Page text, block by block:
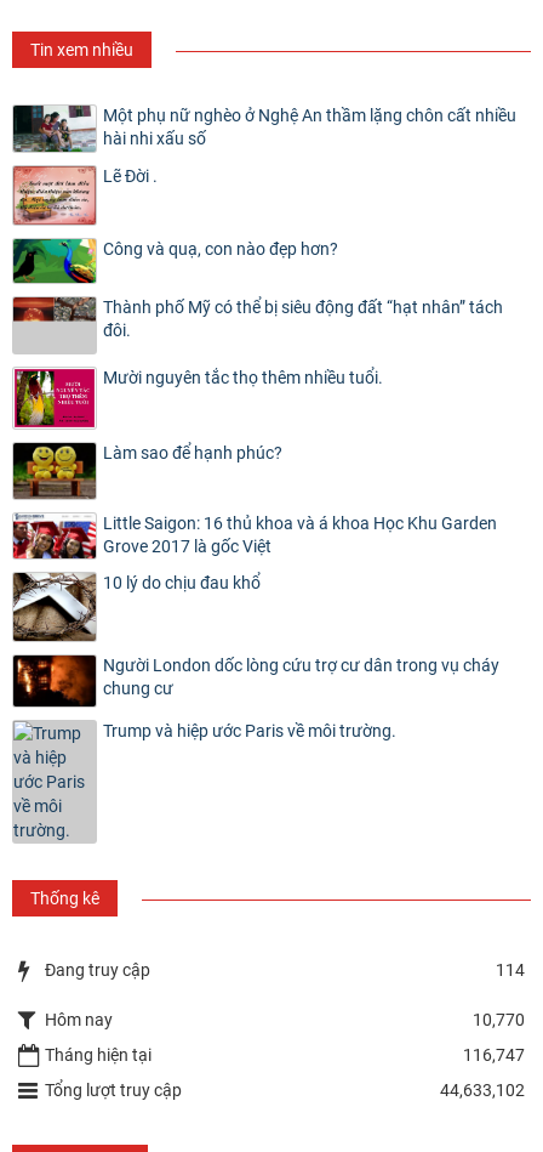
Tin xem nhiều
Một phụ nữ nghèo ở Nghệ An thầm lặng chôn cất nhiều
hài nhi xấu số
Lẽ Đời .
Công và quạ, con nào đẹp hơn?
Thành phố Mỹ có thể bị siêu động đất “hạt nhân” tách
đôi.
Mười nguyên tắc thọ thêm nhiều tuổi.
Làm sao để hạnh phúc?
Little Saigon: 16 thủ khoa và á khoa Học Khu Garden
Grove 2017 là gốc Việt
10 lý do chịu đau khổ
Người London dốc lòng cứu trợ cư dân trong vụ cháy
chung cư
Trump và hiệp ước Paris về môi trường.
Thống kê
Đang truy cập 114
Hôm nay
10,770
Tháng hiện tại
116,747
Tổng lượt truy cập
44,633,102